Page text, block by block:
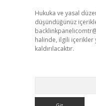
Hukuka ve yasal
düşündüğünüz
halinde, ilgili içerikler
kaldırılacaktır.